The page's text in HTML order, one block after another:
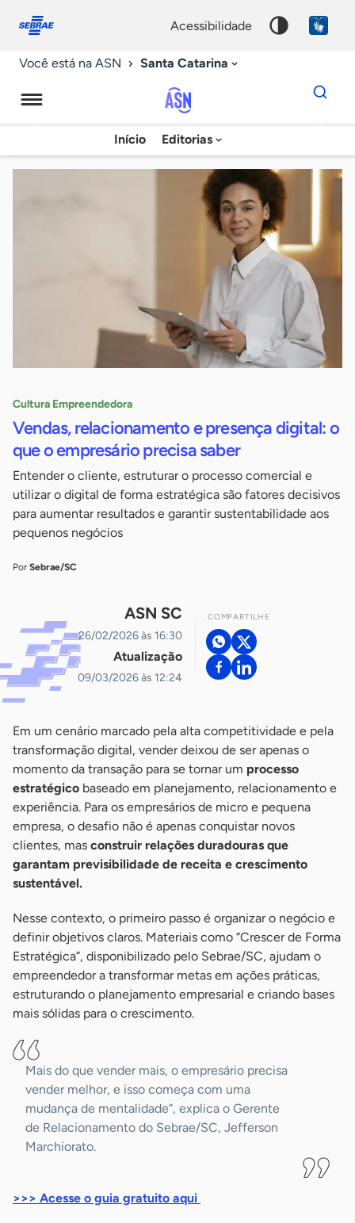
conosco
acessibilidade
Você está na ASN Santa Catarina
Agência
Sebrae
Notícias
Início Editorias
Dados
para
chave
Cultura Empreendedora
Vendas, relacionamento e presença digital: o
que o empresário precisa saber
Entender o cliente, estruturar o processo comercial e
utilizar o digital de forma estratégica são fatores decisivos
para aumentar resultados e garantir sustentabilidade aos
pequenos negócios
Por Sebrae/SC
ASN SC
26/02/2026 às 16:30
Atualização
09/03/2026 às 12:24
COMPARTILHE
Em um cenário marcado pela alta competitividade e pela
transformação digital, vender deixou de ser apenas o
momento da transação para se tornar um processo
estratégico baseado em planejamento, relacionamento e
experiência. Para os empresários de micro e pequena
empresa, o desafio não é apenas conquistar novos
clientes, mas construir relações duradouras que
garantam previsibilidade de receita e crescimento
sustentável.
Nesse contexto, o primeiro passo é organizar o negócio e
definir objetivos claros. Materiais como “Crescer de Forma
Estratégica”, disponibilizado pelo Sebrae/SC, ajudam o
empreendedor a transformar metas em ações práticas,
estruturando o planejamento empresarial e criando bases
mais sólidas para o crescimento.
Mais do que vender mais, o empresário precisa
vender melhor, e isso começa com uma
mudança de mentalidade”, explica o Gerente
de Relacionamento do Sebrae/SC, Jefferson
Marchiorato.
>>> Acesse o guia gratuito aqui